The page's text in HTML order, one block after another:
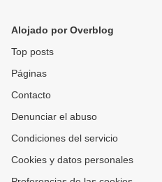
Alojado por Overblog
Top posts
Páginas
Contacto
Denunciar el abuso
Condiciones del servicio
Cookies y datos personales